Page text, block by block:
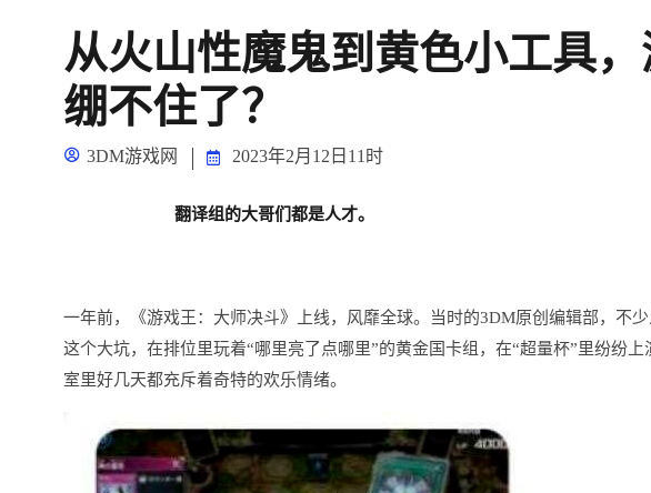
从火山性魔鬼到黄色小工具
绷不住了？
3DM游戏网 2023年2月12日11时
翻译组的大哥们都是人才。
一年前，《游戏王：大师决斗》上线，风靡全球。当时的3DM原创编辑部，不
这个大坑，在排位里玩着“哪里亮了点哪里”的黄金国卡组，在“超量杯”里纷纷
室里好几天都充斥着奇特的欢乐情绪。